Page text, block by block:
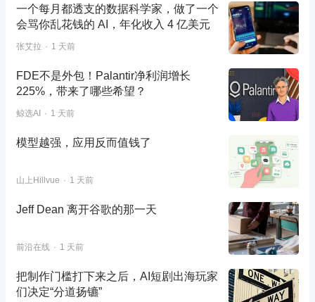
一个每月都透支的数据科学家，做了一个
会骂你乱花钱的 AI，年化收入 4 亿美元
张艾拉 1 天前
FDE不是外包！Palantir净利润增长
225%，带来了哪些希望？
鲸选AI 1 天前
模型越强，应用反而值钱了
山上Hillvue 1 天前
Jeff Dean 离开谷歌的那一天
前沿在线 1 天前
把制作门槛打下来之后，AI短剧出海玩家
们决定“分道扬镳”